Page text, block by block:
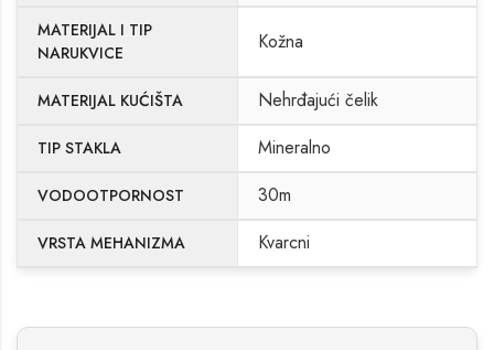
MATERIJAL I TIP
NARUKVICE
Kožna
MATERIJAL KUĆIŠTA Nehrđajući čelik
TIP STAKLA Mineralno
VODOOTPORNOST 30m
VRSTA MEHANIZMA Kvarcni